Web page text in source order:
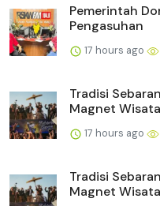
Pemerintah
Pengasuhan
17 hours ago
Tradisi
Magnet
17 hours ago
Tradisi
Magnet